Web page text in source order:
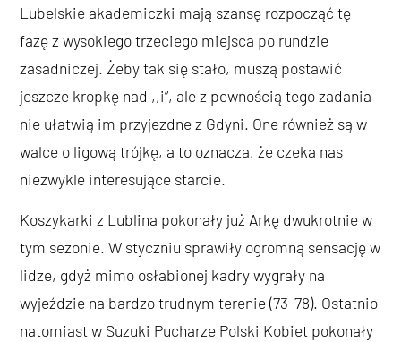
Lubelskie akademiczki mają szansę rozpocząć tę
fazę z wysokiego trzeciego miejsca po rundzie
zasadniczej. Żeby tak się stało, muszą postawić
jeszcze kropkę nad ,,i”, ale z pewnością tego zadania
nie ułatwią im przyjezdne z Gdyni. One również są w
walce o ligową trójkę, a to oznacza, że czeka nas
niezwykle interesujące starcie.
Koszykarki z Lublina pokonały już Arkę dwukrotnie w
tym sezonie. W styczniu sprawiły ogromną sensację w
lidze, gdyż mimo osłabionej kadry wygrały na
wyjeździe na bardzo trudnym terenie (73-78). Ostatnio
natomiast w Suzuki Pucharze Polski Kobiet pokonały